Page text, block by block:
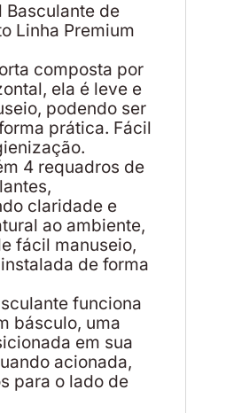
Basculante de
Linha Premium
composta por
ela é leve e
podendo ser
prática. Fácil
4 requadros de
claridade e
ao ambiente,
fácil manuseio,
de forma
funciona
básculo, uma
em sua
acionada,
para o lado de